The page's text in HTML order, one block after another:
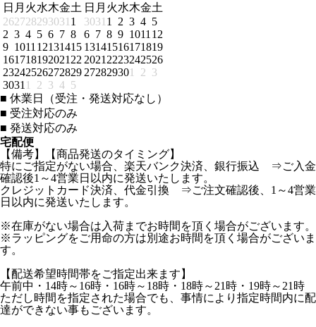
日 月 火水木金土
2627282930311
2 3 4 5 6 7 8
9 101112131415
16171819202122
23242526272829
30311 2 3 4 5
日 月 火水木金土
30311 2 3 4 5
6 7 8 9 101112
13141516171819
20212223242526
272829301 2 3
■ 休業日（受注・発送対応なし）
■ 受注対応のみ
■ 発送対応のみ
宅配便
【備考】【商品発送のタイミング】
特にご指定がない場合、楽天バンク決済、銀行振込 ⇒ご入金
確認後1～4営業日以内に発送いたします。
クレジットカード決済、代金引換 ⇒ご注文確認後、1～4営業
日以内に発送いたします。
※在庫がない場合は入荷までお時間を頂く場合がございます。
※ラッピングをご用命の方は別途お時間を頂く場合がございま
す。
【配送希望時間帯をご指定出来ます】
午前中・14時～16時・16時～18時・18時～21時・19時～21時
ただし時間を指定された場合でも、事情により指定時間内に配
達ができない事もございます。